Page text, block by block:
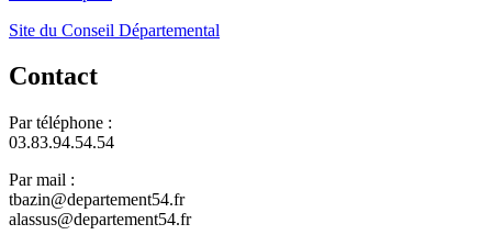
Site du Conseil Départemental
Contact
Par téléphone :
03.83.94.54.54
Par mail :
tbazin@departement54.fr
alassus@departement54.fr